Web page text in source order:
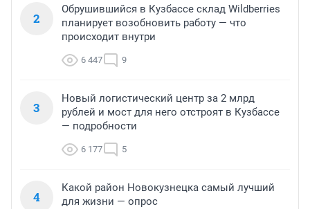
2
Обрушившийся в Кузбассе склад Wildberries
планирует возобновить работу — что
происходит внутри
6 447 9
3
Новый логистический центр за 2 млрд
рублей и мост для него отстроят в Кузбассе
— подробности
6 177 5
4
Какой район Новокузнецка самый лучший
для жизни — опрос